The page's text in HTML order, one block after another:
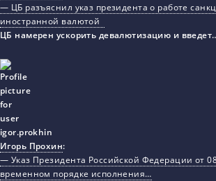
— ЦБ разъяснил указ президента о работе
иностранной валютой
ЦБ намерен ускорить девалютизацию и
Игорь Прохин:
— Указ Президента Российской Федерации от
временном порядке исполнения…